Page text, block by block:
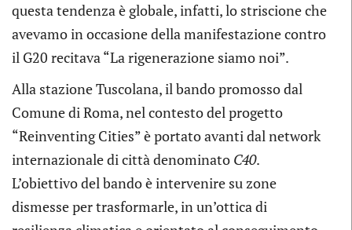
questa tendenza è globale, infatti, lo striscione che
avevamo in occasione della manifestazione contro
il G20 recitava “La rigenerazione siamo noi”.
Alla stazione Tuscolana, il bando promosso dal
Comune di Roma, nel contesto del progetto
“Reinventing Cities” è portato avanti dal network
internazionale di città denominato C40.
L’obiettivo del bando è intervenire su zone
dismesse per trasformarle, in un’ottica di